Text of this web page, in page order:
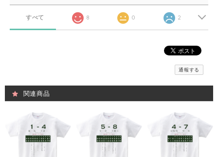
すべて 8 0 2
通報する
関連商品